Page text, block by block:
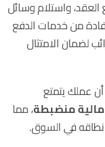
العقد، واستلام وسائل
من خدمات الدفع
لضمان الامتثال
عملك يتمتع
مالية منضبطة، مما
في السوق.